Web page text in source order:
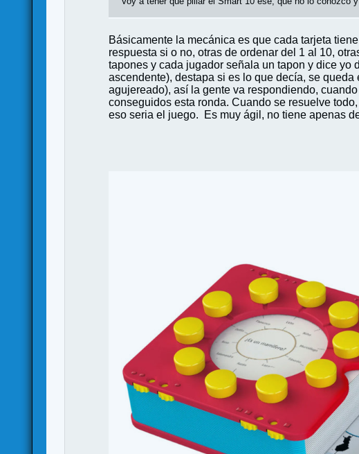
Básicamente la mecánica es que cada tarjeta
respuesta si o no, otras de ordenar del 1 al 10,
tapones y cada jugador señala un tapon y dice yo
ascendente), destapa si es lo que decía, se
agujereado), así la gente va respondiendo,
conseguidos esta ronda. Cuando se resuelve
eso seria el juego. Es muy ágil, no tiene apenas